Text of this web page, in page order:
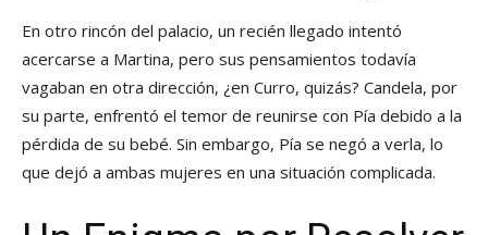
En otro rincón del palacio, un recién llegado intentó
acercarse a Martina, pero sus pensamientos todavía
vagaban en otra dirección, ¿en Curro, quizás? Candela, por
su parte, enfrentó el temor de reunirse con Pía debido a la
pérdida de su bebé. Sin embargo, Pía se negó a verla, lo
que dejó a ambas mujeres en una situación complicada.